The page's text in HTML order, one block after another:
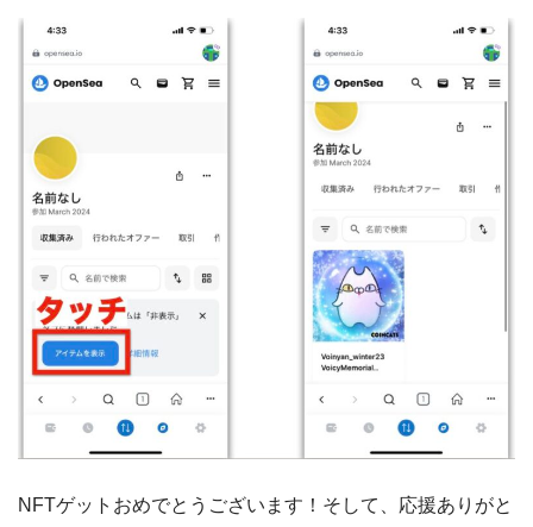
NFTゲットおめでとうございます！そして、応援ありがと